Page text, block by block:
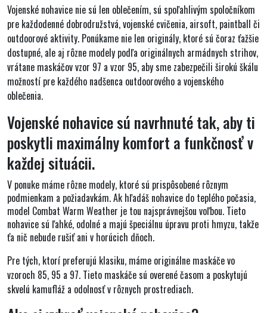
Vojenské nohavice nie sú len oblečením, sú spoľahlivým spoločníkom
pre každodenné dobrodružstvá, vojenské cvičenia, airsoft, paintball či
outdoorové aktivity. Ponúkame nie len originály, ktoré sú čoraz ťažšie
dostupné, ale aj rôzne modely podľa originálnych armádnych strihov,
vrátane maskáčov vzor 97 a vzor 95, aby sme zabezpečili širokú škálu
možností pre každého nadšenca outdoorového a vojenského
oblečenia.
Vojenské nohavice sú navrhnuté tak, aby ti
poskytli maximálny komfort a funkčnosť v
každej situácii.
V ponuke máme rôzne modely, ktoré sú prispôsobené rôznym
podmienkam a požiadavkám. Ak hľadáš nohavice do teplého počasia,
model Combat Warm Weather je tou najsprávnejšou voľbou. Tieto
nohavice sú ľahké, odolné a majú špeciálnu úpravu proti hmyzu, takže
ťa nič nebude rušiť ani v horúcich dňoch.
Pre tých, ktorí preferujú klasiku, máme originálne maskáče vo
vzoroch 85, 95 a 97. Tieto maskáče sú overené časom a poskytujú
skvelú kamufláž a odolnosť v rôznych prostrediach.